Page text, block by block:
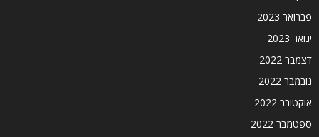
פברואר 2023
ינואר 2023
דצמבר 2022
נובמבר 2022
אוקטובר 2022
ספטמבר 2022